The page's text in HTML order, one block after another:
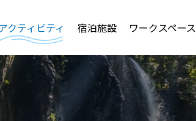
クティビティ 宿泊施設 ワークスペース